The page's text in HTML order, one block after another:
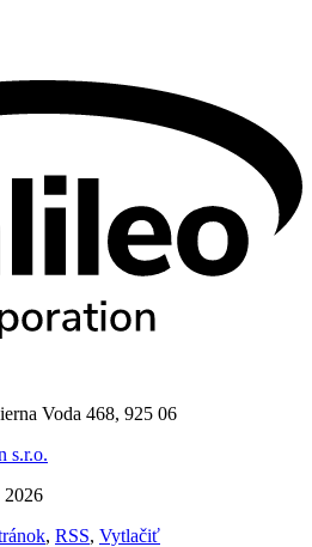
Voda 468, 925 06
s.r.o.
2026
, RSS, Vytlačiť